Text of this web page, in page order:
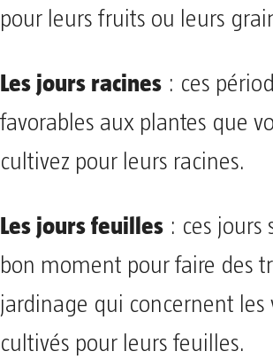
pour leurs fruits ou leurs
Les jours racines : ces
favorables aux plantes que
cultivez pour leurs racines.
Les jours feuilles : ces jours
bon moment pour faire des
jardinage qui concernent les
cultivés pour leurs feuilles.